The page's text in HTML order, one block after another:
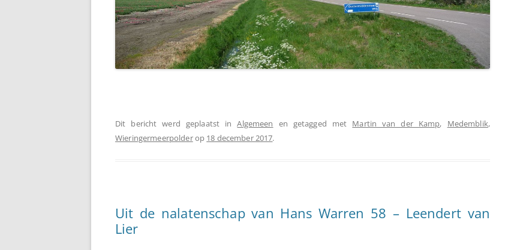
Dit bericht werd geplaatst inAlgemeen en getagged met Martin van der Kamp, Medemblik,
Wieringermeerpolderop 18 december 2017.
Uit de nalatenschap van Hans Warren 58 – Leendert van
Lier